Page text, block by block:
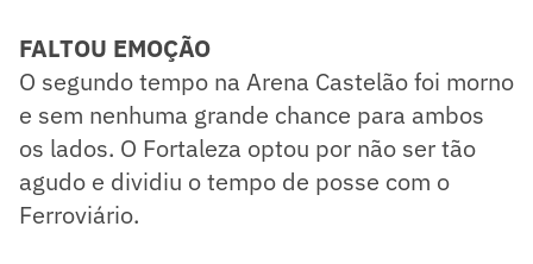
FALTOU EMOÇÃO
O segundo tempo na Arena Castelão foi morno
e sem nenhuma grande chance para ambos
os lados. O Fortaleza optou por não ser tão
agudo e dividiu o tempo de posse com o
Ferroviário.